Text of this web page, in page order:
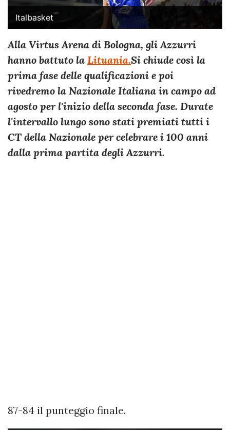
Italbasket
Alla Virtus Arena di Bologna, gli Azzurri
hanno battuto la Lituania.Si chiude così la
prima fase delle qualificazioni e poi
rivedremo la Nazionale Italiana in campo ad
agosto per l'inizio della seconda fase. Durate
l'intervallo lungo sono stati premiati tutti i
CT della Nazionale per celebrare i 100 anni
dalla prima partita degli Azzurri.
87-84 il punteggio finale.